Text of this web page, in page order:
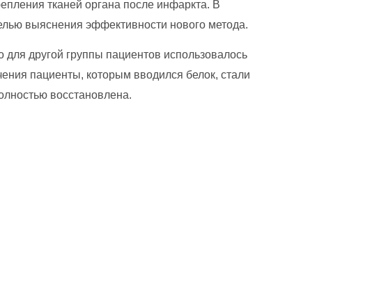
тканей органа после инфаркта. В
выяснения эффективности нового метода.
другой группы пациентов использовалось
пациенты, которым вводился белок, стали
восстановлена.